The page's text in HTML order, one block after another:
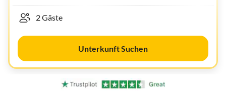
Unterkunft Suchen